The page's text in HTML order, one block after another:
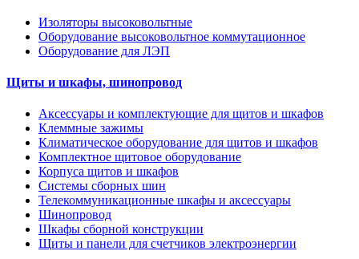
Изоляторы высоковольтные
Оборудование высоковольтное коммутационное
Оборудование для ЛЭП
Щиты и шкафы, шинопровод
Аксессуары и комплектующие для щитов и шкафов
Клеммные зажимы
Климатическое оборудование для щитов и шкафов
Комплектное щитовое оборудование
Корпуса щитов и шкафов
Системы сборных шин
Телекоммуникационные шкафы и аксессуары
Шинопровод
Шкафы сборной конструкции
Щиты и панели для счетчиков электроэнергии